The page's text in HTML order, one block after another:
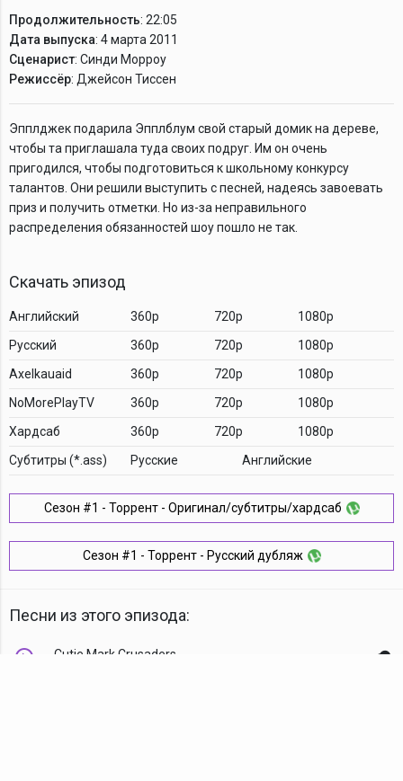
Продолжительность: 22:05
Дата выпуска: 4 марта 2011
Сценарист: Синди Морроу
Режиссёр: Джейсон Тиссен
Эпплджек подарила Эпплблум свой старый домик на дереве,
чтобы та приглашала туда своих подруг. Им он очень
пригодился, чтобы подготовиться к школьному конкурсу
талантов. Они решили выступить с песней, надеясь завоевать
приз и получить отметки. Но из-за неправильного
распределения обязанностей шоу пошло не так.
Скачать эпизод
Английский 360p 720p
1080p
Русский
360p 720p
1080p
Axelkauaid
360p 720p
1080p
NoMorePlayTV
360p 720p
1080p
Хардсаб
360p 720p
1080p
Cубтитры (*.ass)
Русские Английские
Сезон #1 - Торрент - Оригинал/субтитры/хардсаб
Сезон #1 - Торрент - Русский дубляж
Песни из этого эпизода:
Cutie Mark Crusaders